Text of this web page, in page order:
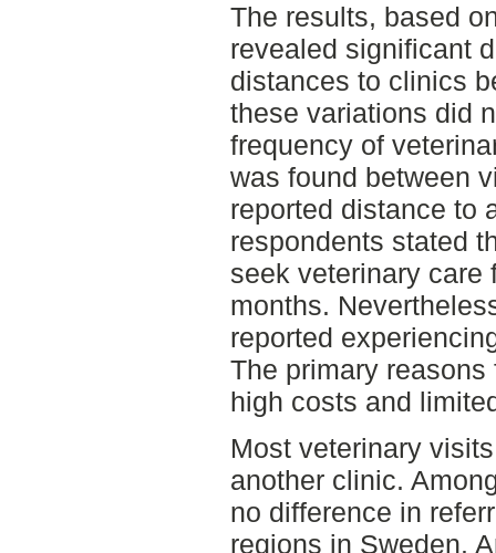
The results, based
revealed significant
distances to clinics
these variations did
frequency of
was found between
reported distance to
respondents stated
seek veterinary care
months.
reported
The primary
high costs and
Most veterinary
another clinic.
no difference in
regions in Sweden.